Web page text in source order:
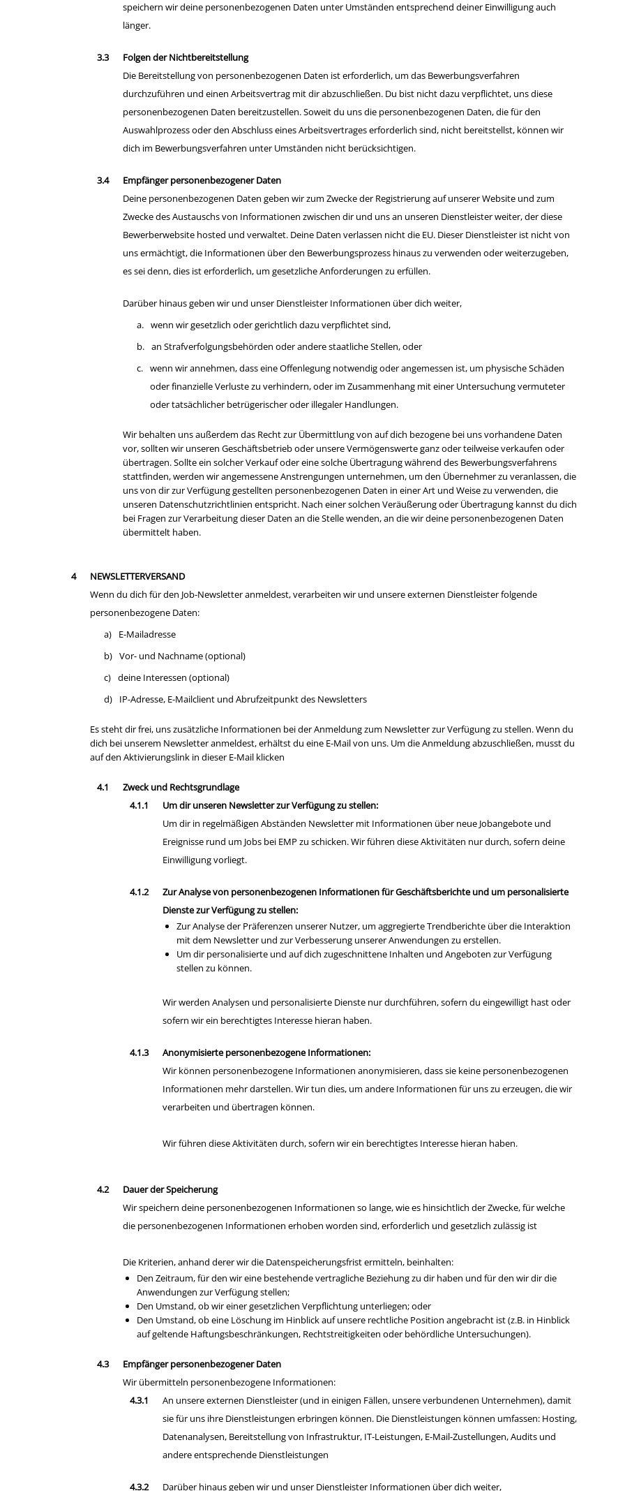
speichern wir deine personenbezogenen Daten unter Umständen entsprechend deiner Einwilligung auch
länger.
Folgen der Nichtbereitstellung
Die Bereitstellung von personenbezogenen Daten ist erforderlich, um das Bewerbungsverfahren
durchzuführen und einen Arbeitsvertrag mit dir abzuschließen. Du bist nicht dazu verpflichtet, uns diese
personenbezogenen Daten bereitzustellen. Soweit du uns die personenbezogenen Daten, die für den
Auswahlprozess oder den Abschluss eines Arbeitsvertrages erforderlich sind, nicht bereitstellst, können wir
dich im Bewerbungsverfahren unter Umständen nicht berücksichtigen.
Empfänger personenbezogener Daten
Deine personenbezogenen Daten geben wir zum Zwecke der Registrierung auf unserer Website und zum
Zwecke des Austauschs von Informationen zwischen dir und uns an unseren Dienstleister weiter, der diese
Bewerberwebsite hosted und verwaltet. Deine Daten verlassen nicht die EU. Dieser Dienstleister ist nicht von
uns ermächtigt, die Informationen über den Bewerbungsprozess hinaus zu verwenden oder weiterzugeben,
es sei denn, dies ist erforderlich, um gesetzliche Anforderungen zu erfüllen.
Darüber hinaus geben wir und unser Dienstleister Informationen über dich weiter,
a. wenn wir gesetzlich oder gerichtlich dazu verpflichtet sind,
b. an Strafverfolgungsbehörden oder andere staatliche Stellen, oder
c. wenn wir annehmen, dass eine Offenlegung notwendig oder angemessen ist, um physische Schäden
oder finanzielle Verluste zu verhindern, oder im Zusammenhang mit einer Untersuchung vermuteter
oder tatsächlicher betrügerischer oder illegaler Handlungen.
Wir behalten uns außerdem das Recht zur Übermittlung von auf dich bezogene bei uns vorhandene Daten
vor, sollten wir unseren Geschäftsbetrieb oder unsere Vermögenswerte ganz oder teilweise verkaufen oder
übertragen. Sollte ein solcher Verkauf oder eine solche Übertragung während des Bewerbungsverfahrens
stattfinden, werden wir angemessene Anstrengungen unternehmen, um den Übernehmer zu veranlassen, die
uns von dir zur Verfügung gestellten personenbezogenen Daten in einer Art und Weise zu verwenden, die
unseren Datenschutzrichtlinien entspricht. Nach einer solchen Veräußerung oder Übertragung kannst du dich
bei Fragen zur Verarbeitung dieser Daten an die Stelle wenden, an die wir deine personenbezogenen Daten
übermittelt haben.
NEWSLETTERVERSAND
Wenn du dich für den Job-Newsletter anmeldest, verarbeiten wir und unsere externen Dienstleister folgende
personenbezogene Daten:
a)
E-Mailadresse
b) Vor- und Nachname (optional)
c) deine Interessen (optional)
d)
IP-Adresse, E-Mailclient und Abrufzeitpunkt des Newsletters
Es steht dir frei, uns zusätzliche Informationen bei der Anmeldung zum Newsletter zur Verfügung zu stellen. Wenn du
dich bei unserem Newsletter anmeldest, erhältst du eine E-Mail von uns. Um die Anmeldung abzuschließen, musst du
auf den Aktivierungslink in dieser E-Mail klicken
Zweck und Rechtsgrundlage
Um dir unseren Newsletter zur Verfügung zu stellen:
Um dir in regelmäßigen Abständen Newsletter mit Informationen über neue Jobangebote und
Ereignisse rund um Jobs bei EMP zu schicken. Wir führen diese Aktivitäten nur durch, sofern deine
Einwilligung vorliegt.
Zur Analyse von personenbezogenen Informationen für Geschäftsberichte und um personalisierte
Dienste zur Verfügung zu stellen:
Zur Analyse der Präferenzen unserer Nutzer, um aggregierte Trendberichte über die Interaktion
mit dem Newsletter und zur Verbesserung unserer Anwendungen zu erstellen.
Um dir personalisierte und auf dich zugeschnittene Inhalten und Angeboten zur Verfügung
stellen zu können.
Wir werden Analysen und personalisierte Dienste nur durchführen, sofern du eingewilligt hast oder
sofern wir ein berechtigtes Interesse hieran haben.
Anonymisierte personenbezogene Informationen:
Wir können personenbezogene Informationen anonymisieren, dass sie keine personenbezogenen
Informationen mehr darstellen. Wir tun dies, um andere Informationen für uns zu erzeugen, die wir
verarbeiten und übertragen können.
Wir führen diese Aktivitäten durch, sofern wir ein berechtigtes Interesse hieran haben.
Dauer der Speicherung
Wir speichern deine personenbezogenen Informationen so lange, wie es hinsichtlich der Zwecke, für welche
die personenbezogenen Informationen erhoben worden sind, erforderlich und gesetzlich zulässig ist
Die Kriterien, anhand derer wir die Datenspeicherungsfrist ermitteln, beinhalten:
Den Zeitraum, für den wir eine bestehende vertragliche Beziehung zu dir haben und für den wir dir die
Anwendungen zur Verfügung stellen;
Den Umstand, ob wir einer gesetzlichen Verpflichtung unterliegen; oder
Den Umstand, ob eine Löschung im Hinblick auf unsere rechtliche Position angebracht ist (z.B. in Hinblick
auf geltende Haftungsbeschränkungen, Rechtstreitigkeiten oder behördliche Untersuchungen).
Empfänger personenbezogener Daten
Wir übermitteln personenbezogene Informationen:
An unsere externen Dienstleister (und in einigen Fällen, unsere verbundenen Unternehmen), damit
sie für uns ihre Dienstleistungen erbringen können. Die Dienstleistungen können umfassen: Hosting,
Datenanalysen, Bereitstellung von Infrastruktur, IT-Leistungen, E-Mail-Zustellungen, Audits und
andere entsprechende Dienstleistungen
Darüber hinaus geben wir und unser Dienstleister Informationen über dich weiter,